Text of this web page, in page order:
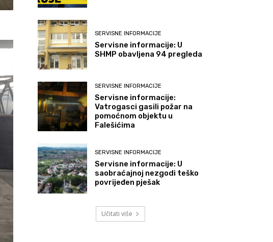
SERVISNE INFORMACIJE
Servisne informacije: U
SHMP obavljena 94 pregleda
SERVISNE INFORMACIJE
Servisne informacije:
Vatrogasci gasili požar na
pomoćnom objektu u
Falešićima
SERVISNE INFORMACIJE
Servisne informacije: U
saobraćajnoj nezgodi teško
povrijeđen pješak
Učitati više